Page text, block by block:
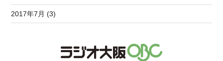
2017年7月 (3)